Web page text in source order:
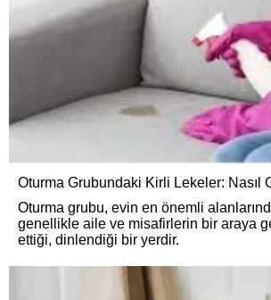
Oturma Grubundaki Kirli Lekeler: Nasıl
Oturma grubu, evin en önemli
genellikle aile ve misafirlerin bir araya
ettiği, dinlendiği bir yerdir.